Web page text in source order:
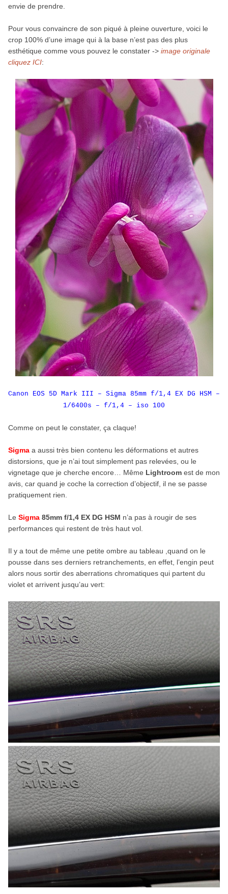
envie de prendre.
Pour vous convaincre de son piqué à pleine ouverture, voici le
crop 100% d’une image qui à la base n’est pas des plus
esthétique comme vous pouvez le constater -> image originale
cliquez ICI:
Canon EOS 5D Mark III – Sigma 85mm f/1,4 EX DG HSM –
1/6400s – f/1,4 – iso 100
Comme on peut le constater, ça claque!
Sigmaa aussi très bien contenu les déformations et autres
distorsions, que je n’ai tout simplement pas relevées, ou le
vignetage que je cherche encore… Même Lightroomest de mon
avis, car quand je coche la correction d’objectif, il ne se passe
pratiquement rien.
Le Sigma85mm f/1,4 EX DG HSM n’a pas à rougir de ses
performances qui restent de très haut vol.
Il y a tout de même une petite ombre au tableau ,quand on le
pousse dans ses derniers retranchements, en effet, l’engin peut
alors nous sortir des aberrations chromatiques qui partent du
violet et arrivent jusqu’au vert: